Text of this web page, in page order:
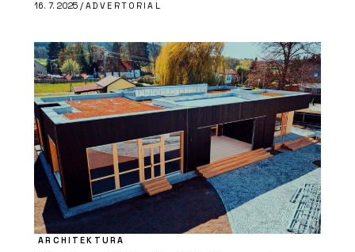
16. 7. 2025 / ADVERTORIAL
ARCHITEKTURA